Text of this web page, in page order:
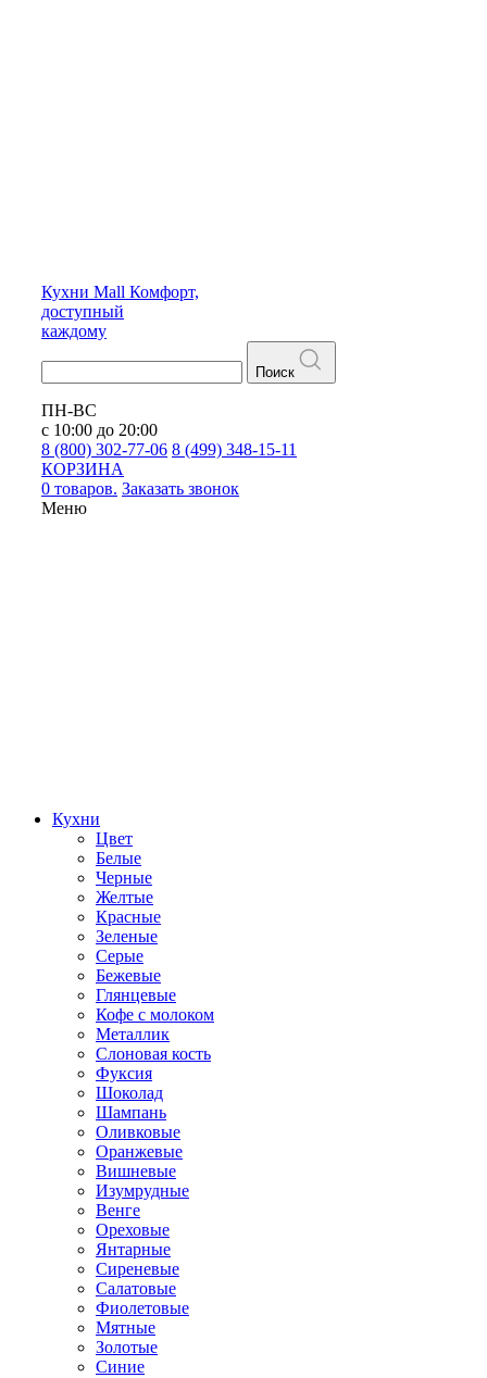
Кухни Mall Комфорт,
доступный
каждому
Поиск
ПН-ВС
с 10:00 до 20:00
8 (800) 302-77-06 8 (499) 348-15-11
КОРЗИНА
0 товаров. Заказать звонок
Меню
Кухни
Цвет
Белые
Черные
Желтые
Красные
Зеленые
Серые
Бежевые
Глянцевые
Кофе с молоком
Металлик
Слоновая кость
Фуксия
Шоколад
Шампань
Оливковые
Оранжевые
Вишневые
Изумрудные
Венге
Ореховые
Янтарные
Сиреневые
Салатовые
Фиолетовые
Мятные
Золотые
Синие